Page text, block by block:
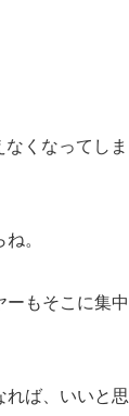
くなってしま
。
ーもそこに集中
れば、いいと思